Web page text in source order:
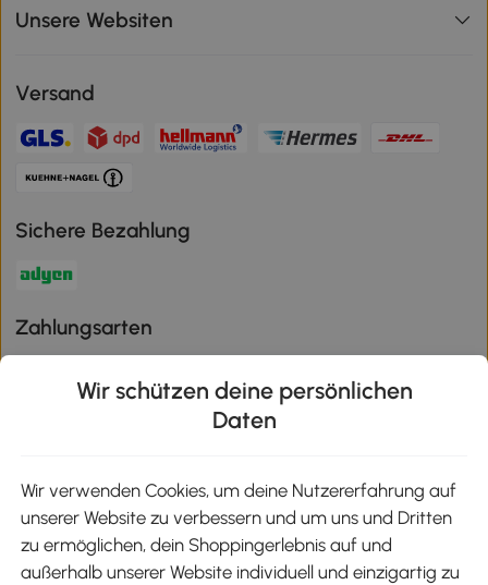
Unsere Websiten
Versand
Sichere Bezahlung
Zahlungsarten
Aosom-App
Wir schützen deine persönlichen
Daten
Wir verwenden Cookies, um deine Nutzererfahrung auf
unserer Website zu verbessern und um uns und Dritten
zu ermöglichen, dein Shoppingerlebnis auf und
außerhalb unserer Website individuell und einzigartig zu